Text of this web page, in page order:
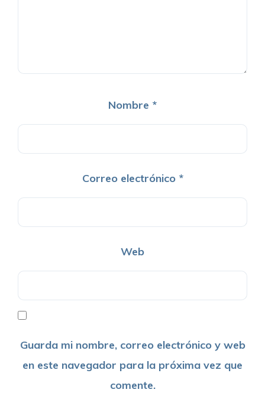
Nombre *
Correo electrónico *
Web
Guarda mi nombre, correo electrónico y web
en este navegador para la próxima vez que
comente.